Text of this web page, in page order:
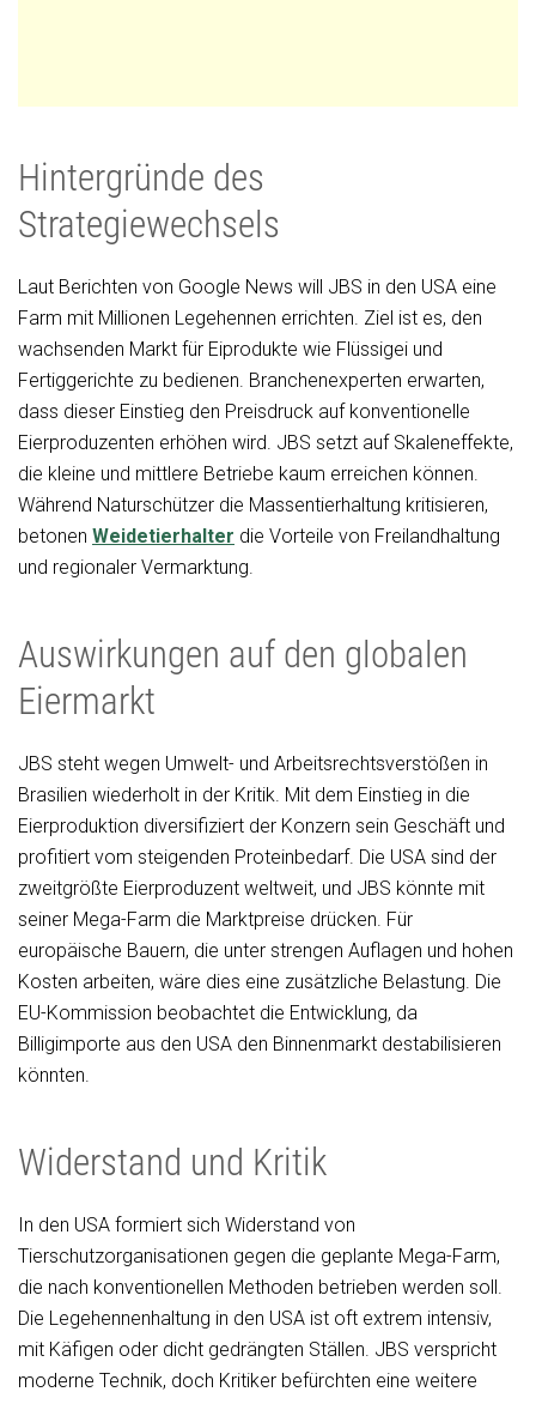
Hintergründe des
Strategiewechsels
Laut Berichten von Google News will JBS in den USA eine
Farm mit Millionen Legehennen errichten. Ziel ist es, den
wachsenden Markt für Eiprodukte wie Flüssigei und
Fertiggerichte zu bedienen. Branchenexperten erwarten,
dass dieser Einstieg den Preisdruck auf konventionelle
Eierproduzenten erhöhen wird. JBS setzt auf Skaleneffekte,
die kleine und mittlere Betriebe kaum erreichen können.
Während Naturschützer die Massentierhaltung kritisieren,
betonen Weidetierhalter die Vorteile von Freilandhaltung
und regionaler Vermarktung.
Auswirkungen auf den globalen
Eiermarkt
JBS steht wegen Umwelt- und Arbeitsrechtsverstößen in
Brasilien wiederholt in der Kritik. Mit dem Einstieg in die
Eierproduktion diversifiziert der Konzern sein Geschäft und
profitiert vom steigenden Proteinbedarf. Die USA sind der
zweitgrößte Eierproduzent weltweit, und JBS könnte mit
seiner Mega-Farm die Marktpreise drücken. Für
europäische Bauern, die unter strengen Auflagen und hohen
Kosten arbeiten, wäre dies eine zusätzliche Belastung. Die
EU-Kommission beobachtet die Entwicklung, da
Billigimporte aus den USA den Binnenmarkt destabilisieren
könnten.
Widerstand und Kritik
In den USA formiert sich Widerstand von
Tierschutzorganisationen gegen die geplante Mega-Farm,
die nach konventionellen Methoden betrieben werden soll.
Die Legehennenhaltung in den USA ist oft extrem intensiv,
mit Käfigen oder dicht gedrängten Ställen. JBS verspricht
moderne Technik, doch Kritiker befürchten eine weitere